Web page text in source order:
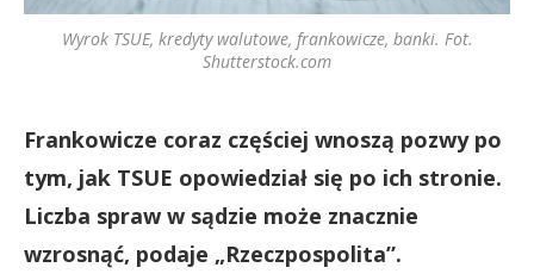
Wyrok TSUE, kredyty walutowe, frankowicze, banki. Fot.
Shutterstock.com
Frankowicze coraz częściej wnoszą pozwy po
tym, jak TSUE opowiedział się po ich stronie.
Liczba spraw w sądzie może znacznie
wzrosnąć, podaje „Rzeczpospolita”.